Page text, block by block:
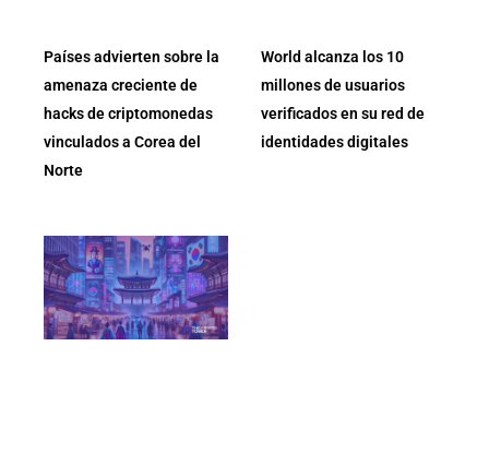
Países advierten sobre la
amenaza creciente de
hacks de criptomonedas
vinculados a Corea del
Norte
World alcanza los 10
millones de usuarios
verificados en su red de
identidades digitales